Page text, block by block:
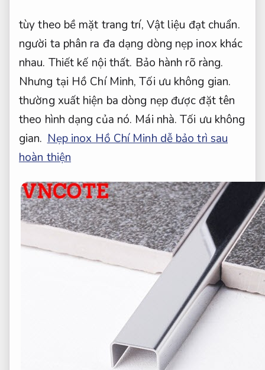
tùy theo bề mặt trang trí, Vật liệu đạt chuẩn.
người ta phân ra đa dạng dòng nẹp inox khác
nhau. Thiết kế nội thất. Bảo hành rõ ràng.
Nhưng tại Hồ Chí Minh,Tối ưu không gian.
thường xuất hiện ba dòng nẹp được đặt tên
theo hình dạng của nó. Mái nhà. Tối ưu không
gian. Nẹp inox Hồ Chí Minh dễ bảo trì sau
hoàn thiện